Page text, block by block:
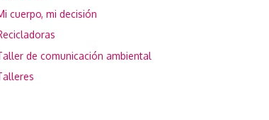
cuerpo, mi decisión
de comunicación ambiental